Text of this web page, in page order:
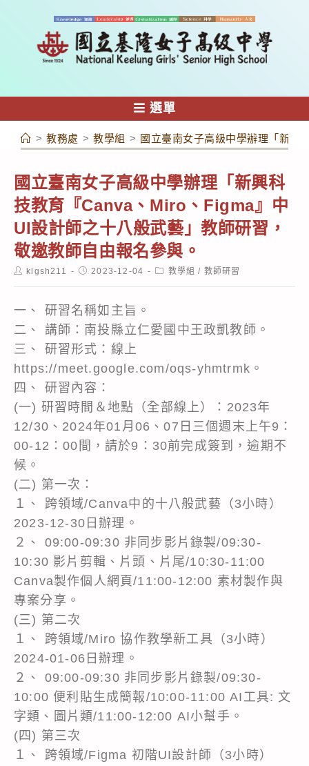
容
選單
> 教務處 > 教學組 > 國立臺南女子高級中學辦理「新興
國立臺南女子高級中學辦理「新興科
技教育『Canva、Miro、Figma』中
UI設計師之十八般武藝」教師研習，
敬邀教師自由報名參與。
Postklgsh211
Post2023-12-04
Post教學組 / 教師研習
一、 研習名稱如主旨。
二、 講師：南投縣立仁愛國中王政凱教師。
三、 研習形式：線上
https://meet.google.com/oqs-yhmtrmk。
四、 研習內容：
(一) 研習時間＆地點（全部線上）：2023年
12/30、2024年01月06、07日三個週末上午9：
00-12：00間，請於9：30前完成簽到，逾期不
候。
(二) 第一次：
１、 跨領域/Canva中的十八般武藝（3小時）
2023-12-30日辦理。
２、 09:00-09:30 非同步影片錄製/09:30-
10:30 影片剪輯、片頭、片尾/10:30-11:00
Canva製作個人網頁/11:00-12:00 素材製作與
專案分享。
(三) 第二次
１、 跨領域/Miro 協作教學新工具（3小時）
2024-01-06日辦理。
２、 09:00-09:30 非同步影片錄製/09:30-
10:00 便利貼生成簡報/10:00-11:00 AI工具: 文
字類、圖片類/11:00-12:00 AI小幫手。
(四) 第三次
１、 跨領域/Figma 初階UI設計師（3小時）